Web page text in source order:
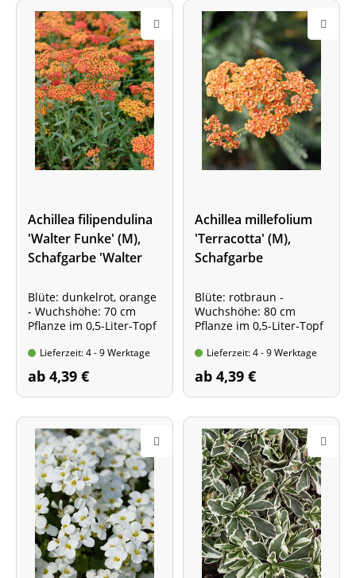
Achillea filipendulina
'Walter Funke' (M),
Schafgarbe 'Walter
Goldquirl-Garbe
Blüte: dunkelrot, orange
- Wuchshöhe: 70 cm
Pflanze im 0,5-Liter-Topf
Lieferzeit: 4 - 9 Werktage
ab 4,39 €
Achillea millefolium
'Terracotta' (M),
Schafgarbe
Blüte: rotbraun -
Wuchshöhe: 80 cm
Pflanze im 0,5-Liter-Topf
Lieferzeit: 4 - 9 Werktage
ab 4,39 €